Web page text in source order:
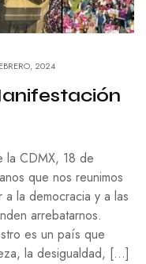
2024
la CDMX, 18 de
que nos reunimos
la democracia y a las
arrebatarnos.
es un país que
la desigualdad, […]